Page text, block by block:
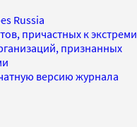
Russia
причастных к
признанных
версию журнала